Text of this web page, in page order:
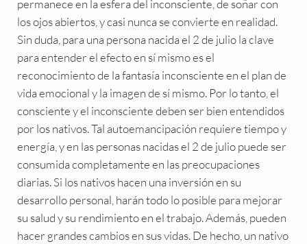
permanece en la esfera del inconsciente, de soñar con
los ojos abiertos, y casi nunca se convierte en realidad.
Sin duda, para una persona nacida el 2 de julio la clave
para entender el efecto en sí mismo es el
reconocimiento de la fantasía inconsciente en el plan de
vida emocional y la imagen de sí mismo. Por lo tanto, el
consciente y el inconsciente deben ser bien entendidos
por los nativos. Tal autoemancipación requiere tiempo y
energía, y en las personas nacidas el 2 de julio puede ser
consumida completamente en las preocupaciones
diarias. Si los nativos hacen una inversión en su
desarrollo personal, harán todo lo posible para mejorar
su salud y su rendimiento en el trabajo. Además, pueden
hacer grandes cambios en sus vidas. De hecho, un nativo